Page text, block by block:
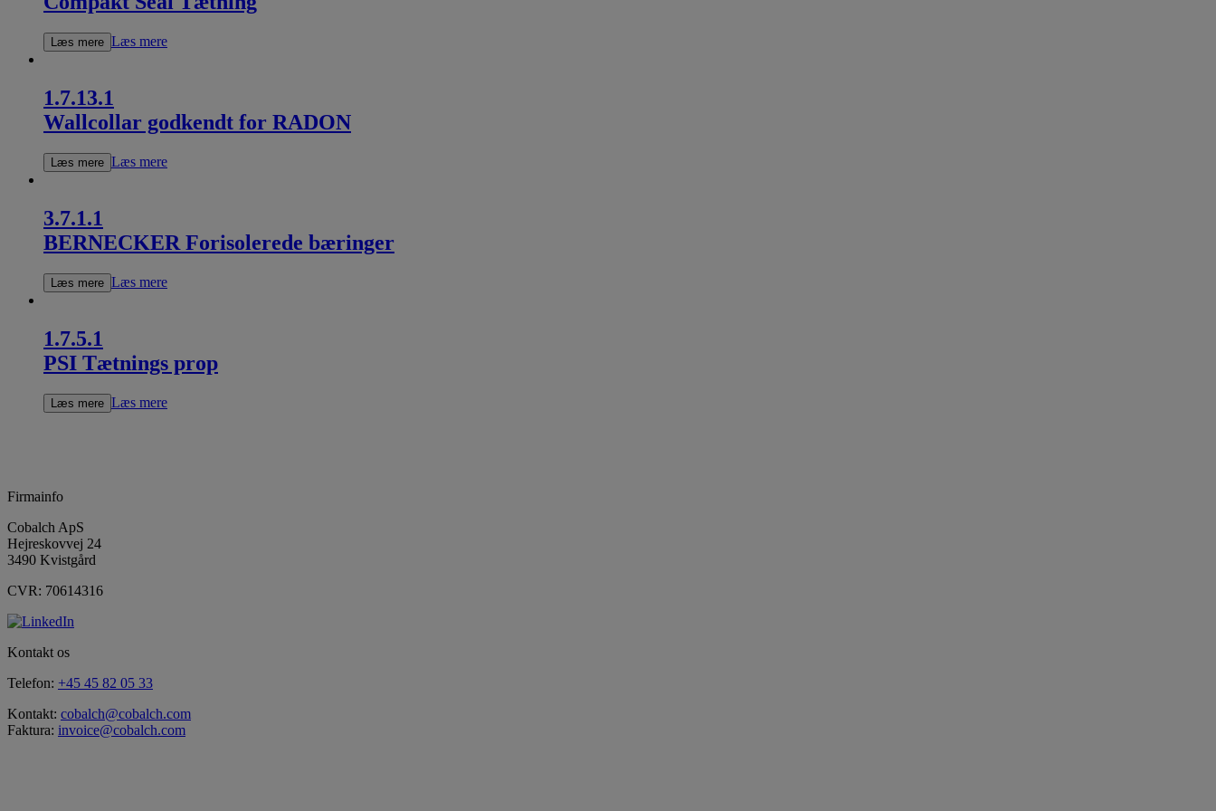
Læs mere Læs mere
1.7.13.1
Wallcollar godkendt for RADON
Læs mere Læs mere
3.7.1.1
BERNECKER Forisolerede bæringer
Læs mere Læs mere
1.7.5.1
PSI Tætnings prop​
Læs mere Læs mere
Firmainfo
Cobalch ApS
Hejreskovvej 24
3490 Kvistgård
CVR: 70614316
Kontakt os
Telefon: +45 45 82 05 33
Kontakt: cobalch@cobalch.com
Faktura: invoice@cobalch.com